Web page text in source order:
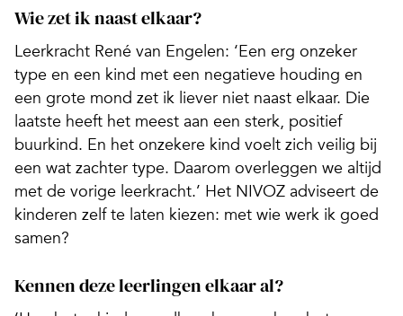
Wie zet ik naast elkaar?
Leerkracht René van Engelen: ‘Een erg onzeker
type en een kind met een negatieve houding en
een grote mond zet ik liever niet naast elkaar. Die
laatste heeft het meest aan een sterk, positief
buurkind. En het onzekere kind voelt zich veilig bij
een wat zachter type. Daarom overleggen we altijd
met de vorige leerkracht.’ Het NIVOZ adviseert de
kinderen zelf te laten kiezen: met wie werk ik goed
samen?
Kennen deze leerlingen elkaar al?